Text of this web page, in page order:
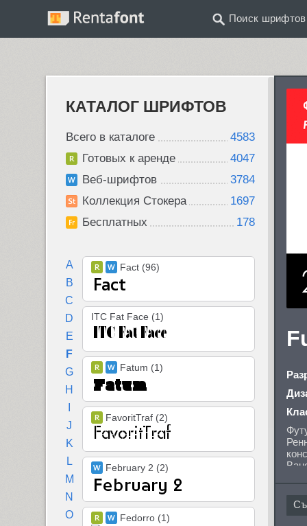
Поиск шрифтов
КАТАЛОГ ШРИФТОВ
Всего в каталоге
4583
Готовых к аренде
4047
Веб-шрифтов
3784
Коллекция Стокера
1697
Бесплатных
178
A
B
C
D
E
F
G
H
J
K
L
M
N
O
Fact (96)
ITC Fat Face (1)
Fatum (1)
FavoritTraf (2)
February 2 (2)
Fedorro (1)